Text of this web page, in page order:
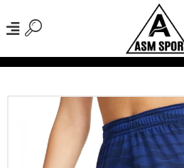
Kargo Ücretsiz! 500